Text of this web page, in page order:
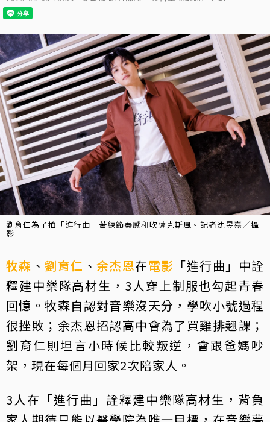
劉育仁為了拍「進行曲」苦練節奏感和吹薩克斯風。記者沈昱嘉／攝
影
牧森 、劉育仁 、 余杰恩在電影 「進行曲」中詮
釋建中樂隊高材生，3人穿上制服也勾起青春
回憶。牧森自認對音樂沒天分，學吹小號過程
很挫敗；余杰恩招認高中會為了買雞排翹課；
劉育仁則坦言小時候比較叛逆，會跟爸媽吵
架，現在每個月回家2次陪家人。
3人在「進行曲」詮釋建中樂隊高材生，背負